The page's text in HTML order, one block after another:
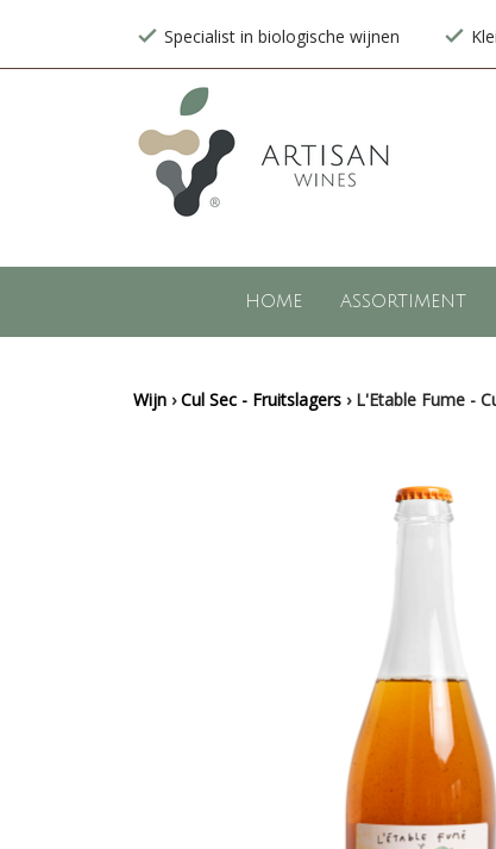
Specialist in biologische wijnen
HOME ASSORTIMENT
Wijn ›Cul Sec - Fruitslagers › L'Etable Fume -